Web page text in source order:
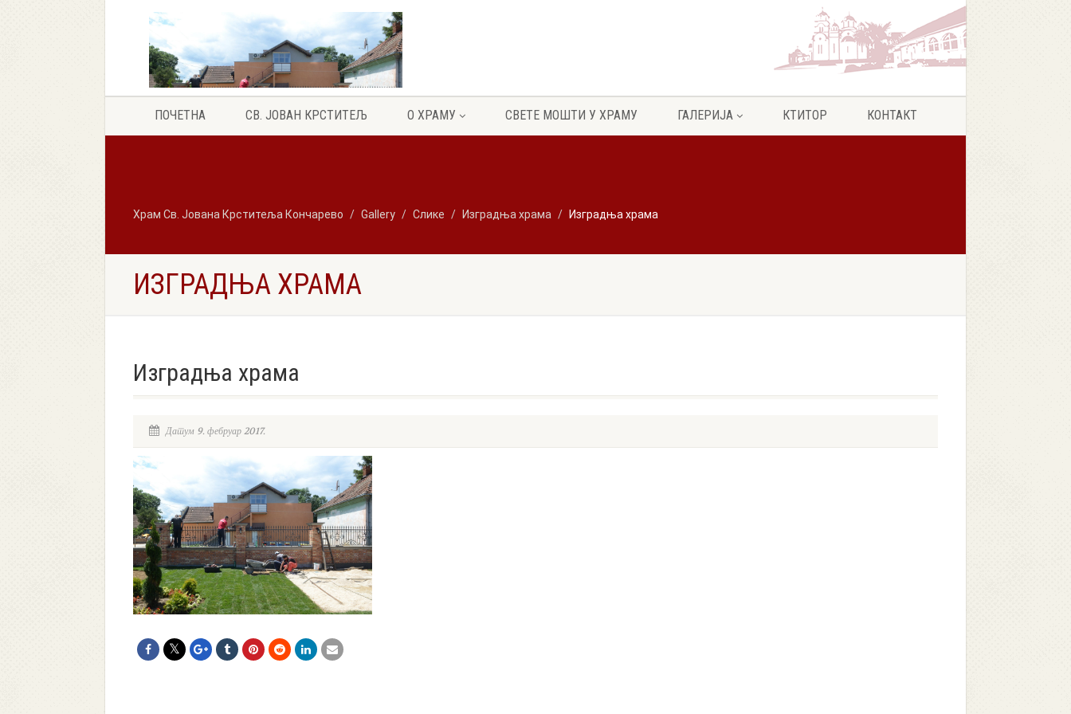
ПОЧЕТНА СВ. ЈОВАН КРСТИТЕЉ О ХРАМУ СВЕТЕ МОШТИ У ХРАМУ ГАЛЕРИЈА КТИТОР КОНТАКТ
Храм Св. Јована Крститеља Кончарево Gallery Слике Изградња храма Изградња храма
ИЗГРАДЊА ХРАМА
Изградња храма
Датум 9. фебруар 2017.